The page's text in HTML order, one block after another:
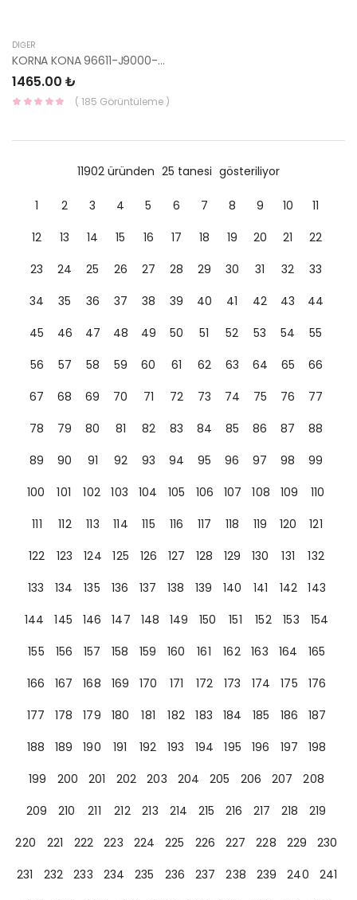
DIĞER
KORNA KONA 96611-J9000-MOBİS
1465.00 ₺
( 185 Görüntüleme )
11902 üründen 25 tanesi gösteriliyor
1 2 3 4 5 6 7 8 9 10
11
12
13 14 15 16 17 18 19 20 21
22
23
24 25 26 27 28 29 30 31 32
33
34
35 36 37 38 39 40 41 42 43
44
45
46 47 48 49 50 51 52 53 54
55
56
57 58 59 60 61 62 63 64 65
66
67
68 69 70 71 72 73 74 75 76
77
78
79 80 81 82 83 84 85 86 87
88
89
90 91 92 93 94 95 96 97 98
99
100
101 102 103 104 105 106 107 108 109
110
111
112 113 114 115 116 117 118 119 120
121
122
123 124 125 126 127 128 129 130 131
132
133
134 135 136 137 138 139 140 141 142
143
144
145 146 147 148 149 150 151 152 153
154
155
156 157 158 159 160 161 162 163 164
165
166
167 168 169 170 171 172 173 174 175
176
177
178 179 180 181 182 183 184 185 186
187
188
189 190 191 192 193 194 195 196 197
198
199
200 201 202 203 204 205 206 207
208
209
210 211 212 213 214 215 216 217 218
219
220
221 222 223 224 225 226 227 228 229
230
231
232 233 234 235 236 237 238 239 240
241